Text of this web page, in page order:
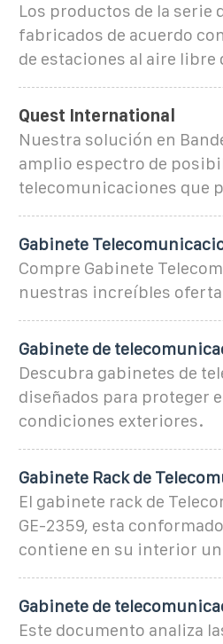
Los productos de la serie
fabricados de acuerdo
de estaciones al aire libre
Quest International
Nuestra solución en
amplio espectro de
telecomunicaciones que
Gabinete
Compre Gabinete
nuestras increíbles
Gabinete de
Descubra gabinetes de
diseñados para proteger
condiciones exteriores.
Gabinete Rack de
El gabinete rack de
GE-2359, esta
contiene en su interior
Gabinete de
Este documento analiza